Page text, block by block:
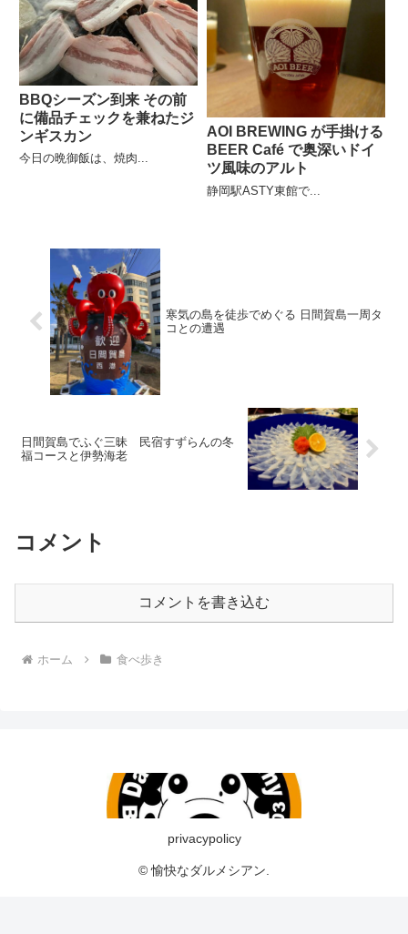
BBQシーズン到来 その前
に備品チェックを兼ねたジ
ンギスカン
今日の晩御飯は、焼肉...
AOI BREWING が手掛ける
BEER Café で奥深いドイ
ツ風味のアルト
静岡駅ASTY東館で...
寒気の島を徒歩でめぐる 日間賀島一周タ
コとの遭遇
日間賀島でふぐ三昧 民宿すずらんの冬
福コースと伊勢海老
コメント
コメントを書き込む
ホーム 食べ歩き
privacypolicy
© 愉快なダルメシアン.